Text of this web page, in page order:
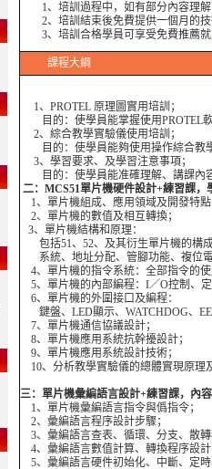
1、培訓過程中，如有部分內容理解
2、培訓結束後免費提供一個月的技
3、培訓合格學員可享受免費推薦就
課程大綱
1、 PROTEL 原理圖實用培訓；
目的：使學員能掌握使用PROTEL
2、綜合教學實驗儀使用培訓；
目的：使學員能夠使用操作綜合教
3、學習要求、及學習注意事項；
目的：使學員能准確理解、講課內
二： MCS51單片機硬件設計+練習課，
1、單片機組成、應用領域及開發特
2、單片機的數值及相互轉換；
3、單片機結構和原理：
包括51、 52、及其衍生單片機的構
系統、地址分配、管腳功能、複位
4、單片機的指令系統：全部指令的
5、單片機的內部編程： I／O控制、
6、單片機的外圍接口及編程：
鍵盤、 LED顯示、 WATCHDOG、
7、單片機通信協議設計；
8、單片機應用系統抗幹擾設計；
9、單片機應用系統設計技術；
10、分析教學實驗儀的總體實現原理
三：單片機彙編語言設計+練習課，內
1、單片機彙編語言指令與僞指令；
2、彙編語言程序設計步驟；
3、彙編語言查表、循環、分支、散
4、彙編語言數值計算、轉換程序設
5、彙編語言硬件初始化、中斷、定